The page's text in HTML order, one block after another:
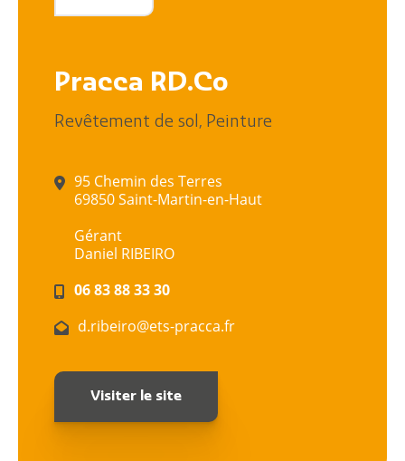
Pracca RD.Co
Revêtement de sol, Peinture
95 Chemin des Terres
69850 Saint-Martin-en-Haut
Gérant
Daniel RIBEIRO
06 83 88 33 30
d.ribeiro@ets-pracca.fr
Visiter le site